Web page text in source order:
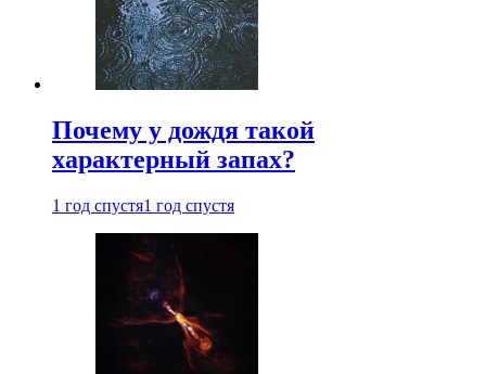
Почему у дождя такой
характерный запах?
1 год спустя1 год спустя